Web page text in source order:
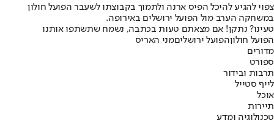
צפוי להגיע להיכל הפיס ארנה ולתמוך בקבוצתו לשעבר הפועל חולון
במשחקה הערב מול הפועל ירושלים באירופה.
טעינו? נתקן! אם מצאתם טעות בכתבה, נשמח שתשתפו אותנו
הפועל חולוןהפועל ירושליםמני האריס
מדורים
ספורט
תרבות ובידור
לייף סטייל
אוכל
תיירות
טכנולוגיה ומדע